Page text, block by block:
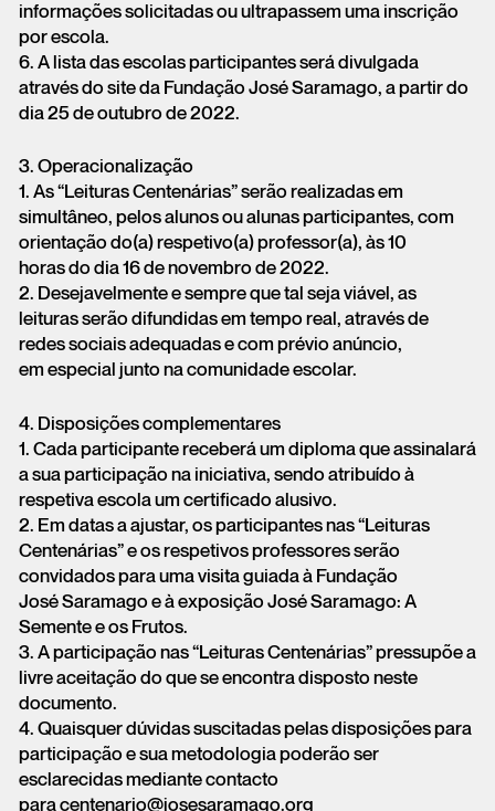
informações solicitadas ou ultrapassem uma inscrição
por escola.
6. A lista das escolas participantes será divulgada
através do site da Fundação José Saramago, a partir do
dia 25 de outubro de 2022.
3. Operacionalização
1. As “Leituras Centenárias” serão realizadas em
simultâneo, pelos alunos ou alunas participantes, com
orientação do(a) respetivo(a) professor(a), às 10
horas do dia 16 de novembro de 2022.
2. Desejavelmente e sempre que tal seja viável, as
leituras serão difundidas em tempo real, através de
redes sociais adequadas e com prévio anúncio,
em especial junto na comunidade escolar.
4. Disposições complementares
1. Cada participante receberá um diploma que assinalará
a sua participação na iniciativa, sendo atribuído à
respetiva escola um certificado alusivo.
2. Em datas a ajustar, os participantes nas “Leituras
Centenárias” e os respetivos professores serão
convidados para uma visita guiada à Fundação
José Saramago e à exposição José Saramago: A
Semente e os Frutos.
3. A participação nas “Leituras Centenárias” pressupõe a
livre aceitação do que se encontra disposto neste
documento.
4. Quaisquer dúvidas suscitadas pelas disposições para
participação e sua metodologia poderão ser
esclarecidas mediante contacto
para centenario@josesaramago.org